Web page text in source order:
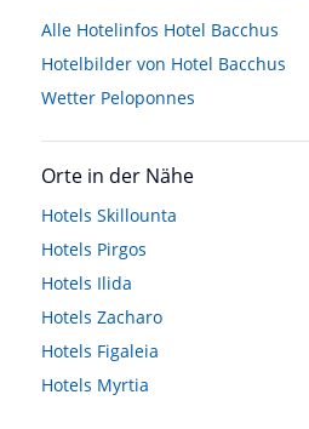
Alle Hotelinfos Hotel Bacchus
Hotelbilder von Hotel Bacchus
Wetter Peloponnes
Orte in der Nähe
Hotels Skillounta
Hotels Pirgos
Hotels Ilida
Hotels Zacharo
Hotels Figaleia
Hotels Myrtia